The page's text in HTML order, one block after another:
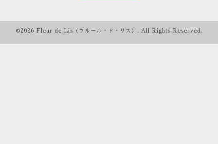
©2026 Fleur de Lis（フルール・ド・リス） . All Rights Reserved.